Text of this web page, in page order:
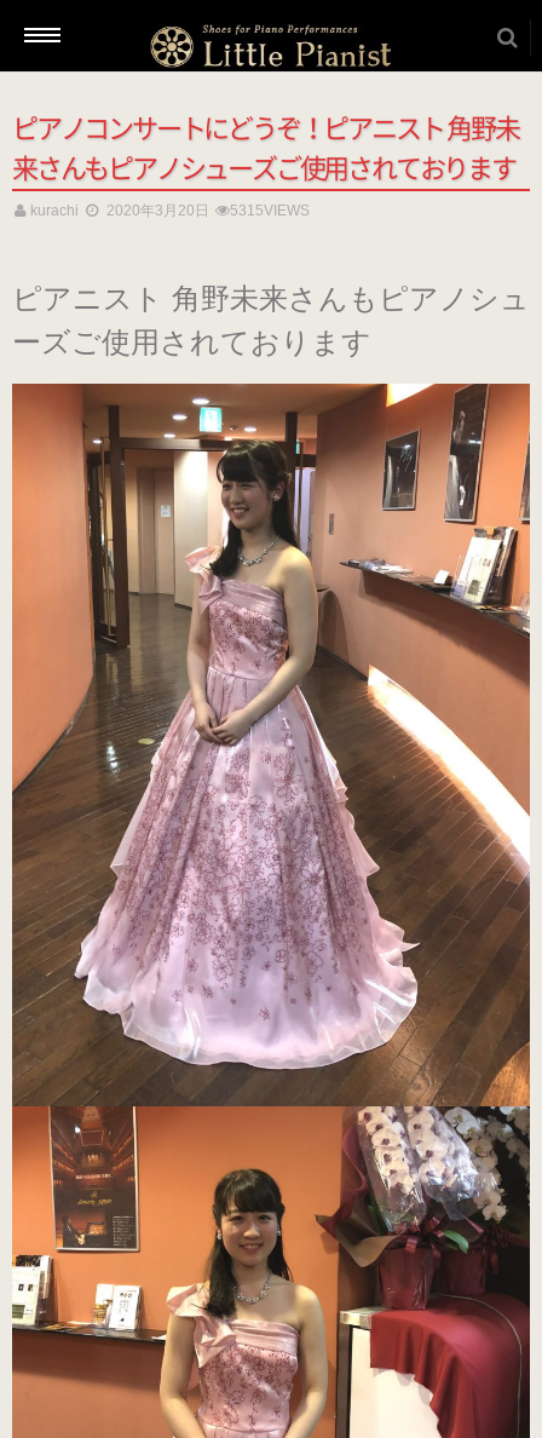
新着情報
本番用（ヒール高2cm）
ローヒール
（ブラック・エナメル）
（22.5～26.0cm）
ローヒール 子供サイズ
（ブラック・エナメル）
（21.0～22.0cm）
ローヒール
（シャンパン・スムース）
（22.5～26.0cm）
ローヒール 子供サイズ
（シャンパン・スムース）
（21.0～22.0cm）
男女兼用モデル
（エナメル・コンビ）
（21.0～25.0cm）
練習用（ヒール高2cm）
練習用（ストレッチ生地）
（22.5～26.0cm）数量限定商品
練習用（ストレッチ生地）
子供サイズ
（21.0～22.0cm）数量限定商品
ピアノコンサートにどうぞ！ピアニスト 角野未
来さんもピアノシューズご使用されております
kurachi 2020年3月20日 5315VIEWS
ピアニスト 角野未来さんもピアノシュ
ーズご使用されております